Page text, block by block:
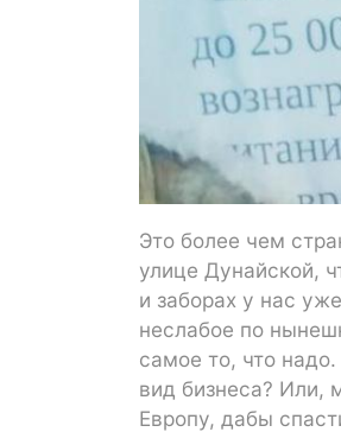
Это более чем
улице Дунайской,
и заборах у нас
неслабое по
самое то, что
вид бизнеса? Или,
Европу, дабы